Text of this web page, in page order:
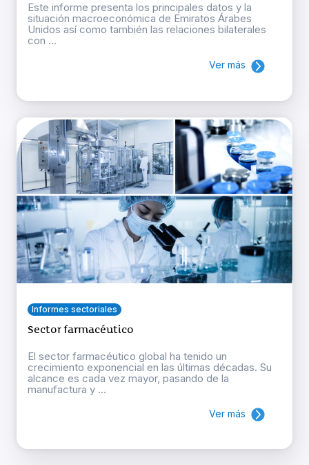
Este informe presenta los principales datos y la
situación macroeconómica de Emiratos Árabes
Unidos así como también las relaciones bilaterales
con ...
Ver más
Informes sectoriales
Sector farmacéutico
El sector farmacéutico global ha tenido un
crecimiento exponencial en las últimas décadas. Su
alcance es cada vez mayor, pasando de la
manufactura y ...
Ver más